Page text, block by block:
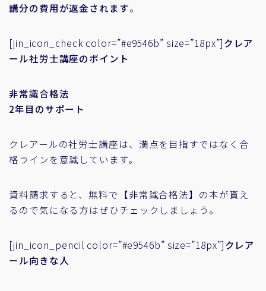
講分の費用が返金されます。
[jin_icon_check color=”#e9546b” size=”18px”]クレア
ール社労士講座のポイント
非常識合格法
2年目のサポート
クレアールの社労士講座は、満点を目指すではなく合
格ラインを意識しています。
資料請求すると、無料で【非常識合格法】の本が貰え
るので気になる方はぜひチェックしましょう。
[jin_icon_pencil color=”#e9546b” size=”18px”]クレア
ール向きな人